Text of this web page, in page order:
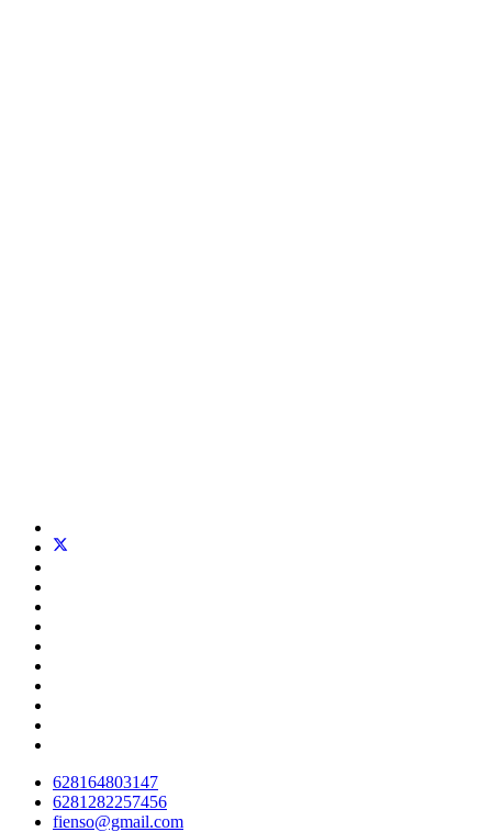
628164803147
6281282257456
fienso@gmail.com